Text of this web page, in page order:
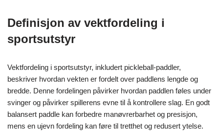
Definisjon av vektfordeling i
sportsutstyr
Vektfordeling i sportsutstyr, inkludert pickleball-paddler,
beskriver hvordan vekten er fordelt over paddlens lengde og
bredde. Denne fordelingen påvirker hvordan paddlen føles under
svinger og påvirker spillerens evne til å kontrollere slag. En godt
balansert paddle kan forbedre manøvrerbarhet og presisjon,
mens en ujevn fordeling kan føre til tretthet og redusert ytelse.